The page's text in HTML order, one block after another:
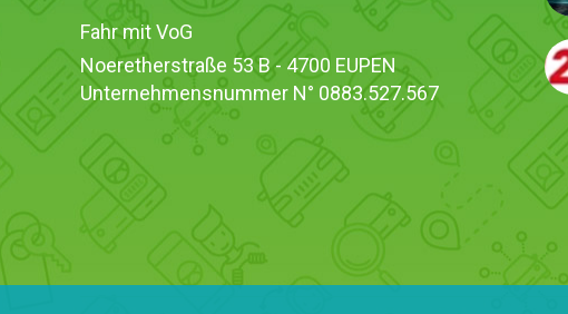
Fahr mit VoG
Noeretherstraße 53 B - 4700 EUPEN
Unternehmensnummer N° 0883.527.567